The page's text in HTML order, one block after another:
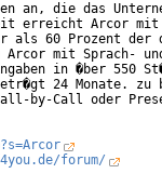
an, die das
erreicht Arcor
als 60 Prozent der
Arcor mit Sprach-
in �ber 550
24 Monate. zu
by-Call oder
forum/